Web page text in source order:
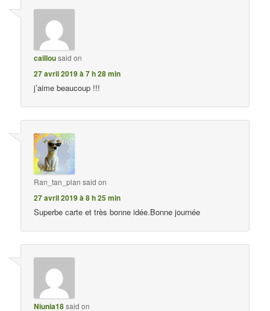
caillousaid on
27 avril 2019 à 7 h 28 min
j’aime beaucoup !!!
Ran_tan_plan said on
27 avril 2019 à 8 h 25 min
Superbe carte et très bonne idée.Bonne journée
Niunia18said on